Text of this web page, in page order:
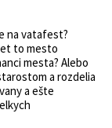
na vatafest?
to mesto
mesta? Alebo
a rozdelia
a ešte